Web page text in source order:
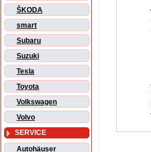
ŠKODA
smart
Subaru
Suzuki
Tesla
Toyota
Volkswagen
Volvo
SERVICE
Autohäuser